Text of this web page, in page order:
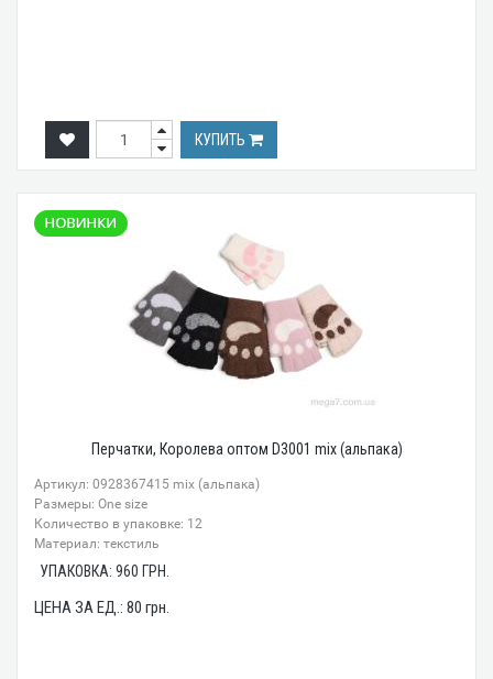
КУПИТЬ
Перчатки, Королева оптом D3001 mix (альпака)
Артикул: 0928367415 mix (альпака)
Размеры: One size
Количество в упаковке: 12
Материал: текстиль
УПАКОВКА: 960 ГРН.
ЦЕНА ЗА ЕД.: 80 грн.